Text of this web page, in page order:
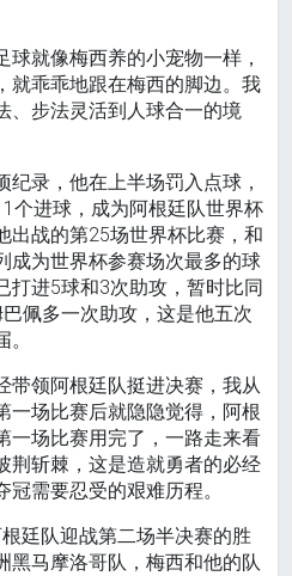
球就像梅西养的小宠物一样，
就乖乖地跟在梅西的脚边。我
、步法灵活到人球合一的境
纪录，他在上半场罚入点球，
个进球，成为阿根廷队世界杯
出战的第25场世界杯比赛，和
成为世界杯参赛场次最多的球
打进5球和3次助攻，暂时比同
佩多一次助攻，这是他五次
带领阿根廷队挺进决赛，我从
一场比赛后就隐隐觉得，阿根
一场比赛用完了，一路走来看
荆斩棘，这是造就勇者的必经
需要忍受的艰难历程。
廷队迎战第二场半决赛的胜
黑马摩洛哥队，梅西和他的队